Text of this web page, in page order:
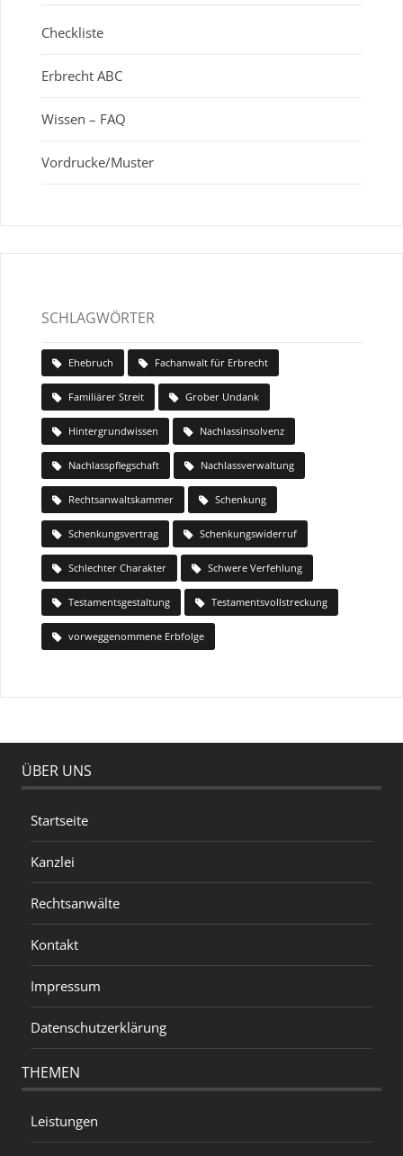
Checkliste
Erbrecht ABC
Wissen – FAQ
Vordrucke/Muster
SCHLAGWÖRTER
Ehebruch Fachanwalt für Erbrecht
Familiärer Streit Grober Undank
Hintergrundwissen Nachlassinsolvenz
Nachlasspflegschaft Nachlassverwaltung
Rechtsanwaltskammer Schenkung
Schenkungsvertrag Schenkungswiderruf
Schlechter Charakter Schwere Verfehlung
Testamentsgestaltung Testamentsvollstreckung
vorweggenommene Erbfolge
ÜBER UNS
Startseite
Kanzlei
Rechtsanwälte
Kontakt
Impressum
Datenschutzerklärung
THEMEN
Leistungen